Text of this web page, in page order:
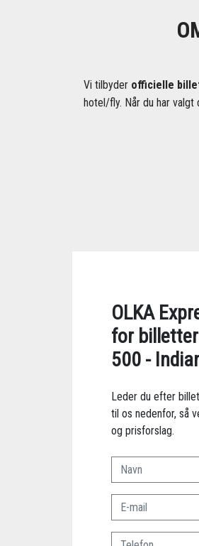
Vi tilbyder officielle
hotel/fly. Når du har